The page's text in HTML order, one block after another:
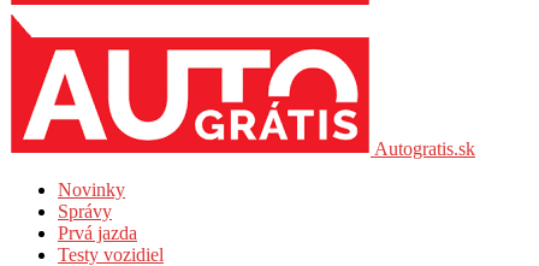
Autogratis.sk
Novinky
Správy
Prvá jazda
Testy vozidiel